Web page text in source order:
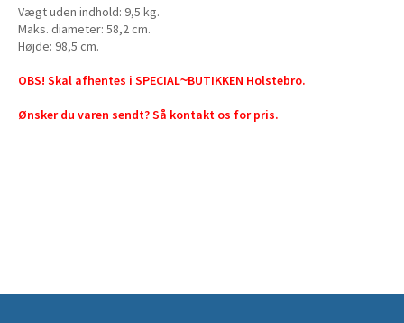
Vægt uden indhold: 9,5 kg.
Maks. diameter: 58,2 cm.
Højde: 98,5 cm.
OBS! Skal afhentes i SPECIAL~BUTIKKEN Holstebro.
Ønsker du varen sendt? Så kontakt os for pris.